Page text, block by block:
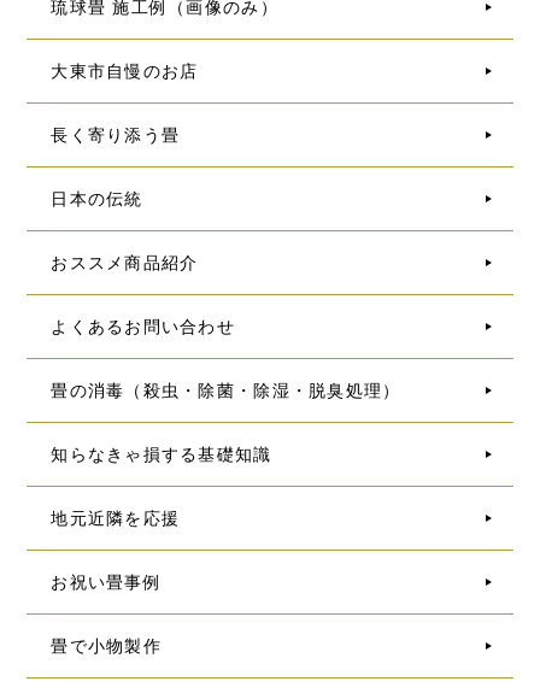
琉球畳 施工例（画像のみ）
大東市自慢のお店
長く寄り添う畳
日本の伝統
おススメ商品紹介
よくあるお問い合わせ
畳の消毒（殺虫・除菌・除湿・脱臭処理）
知らなきゃ損する基礎知識
地元近隣を応援
お祝い畳事例
畳で小物製作